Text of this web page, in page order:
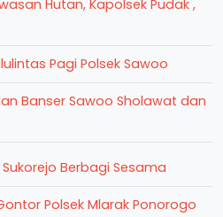
Hutan, Kapolsek Pudak ,
Pagi Polsek Sawoo
Banser Sawoo Sholawat dan
Berbagi Sesama
Polsek Mlarak Ponorogo